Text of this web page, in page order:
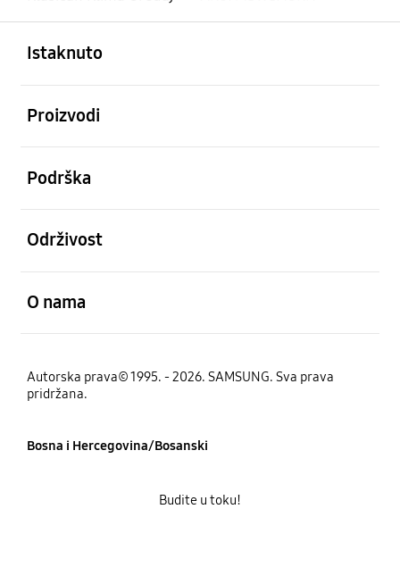
Istaknuto
Proizvodi
Podrška
Održivost
O nama
Autorska prava© 1995. - 2026. SAMSUNG. Sva prava
pridržana.
Bosna i Hercegovina/Bosanski
Budite u toku!